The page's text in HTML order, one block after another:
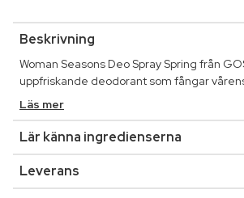
Beskrivning
Woman Seasons Deo Spray Spring från
uppfriskande deodorant som fångar
Läs mer
Lär känna ingredienserna
Leverans